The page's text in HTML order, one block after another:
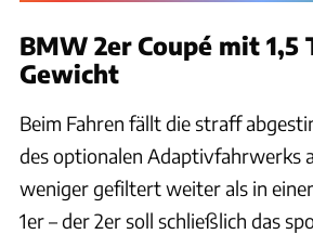
BMW 2er Coupé mit 1,5
Gewicht
Beim Fahren fällt die straff
des optionalen Adaptivfahrwerks
weniger gefiltert weiter als in
1er – der 2er soll schließlich das